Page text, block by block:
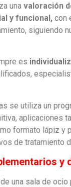
una valoración
y funcional, con
siguiendo
es
se utiliza un
aplicaciones
formato lápiz y
de tratamiento
y
una sala de ocio